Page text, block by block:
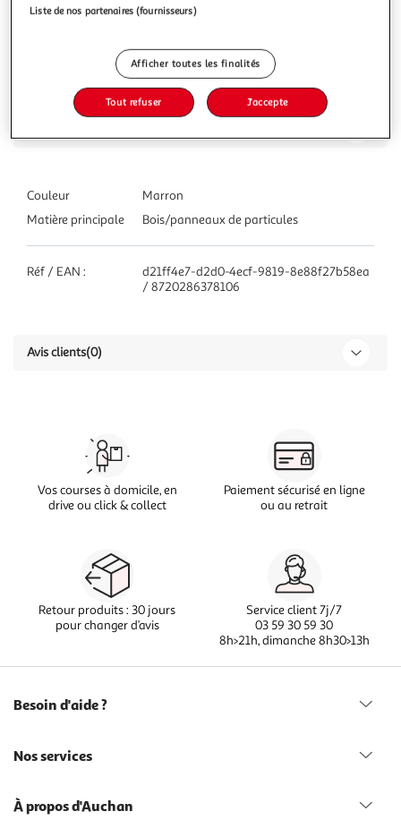
Couleur
Marron
Matière principale
Bois/panneaux de particules
Réf / EAN :
d21ff4e7-d2d0-4ecf-9819-8e88f27b58ea
/ 8720286378106
Avis clients(0)
Vos courses à domicile, en
drive ou click & collect
Paiement sécurisé en ligne
ou au retrait
Retour produits : 30 jours
pour changer d’avis
Service client 7j/7
03 59 30 59 30
8h>21h, dimanche 8h30>13h
Besoin d'aide ?
Nos services
À propos d'Auchan
Liste de nos partenaires (fournisseurs)
Afficher toutes les finalités
Tout refuser J'accepte